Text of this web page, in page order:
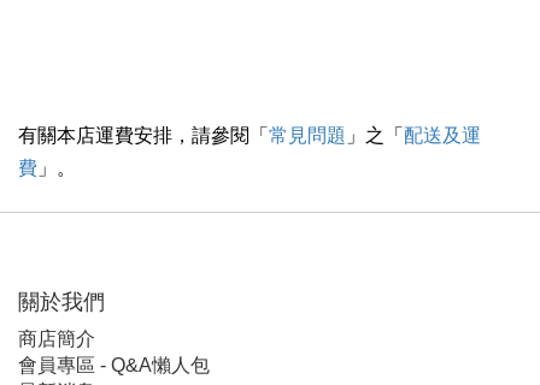
有關本店運費安排，請參閱「常見問題 」之「配送及運
費 」。
關於我們
商店簡介
會員專區 - Q&A懶人包